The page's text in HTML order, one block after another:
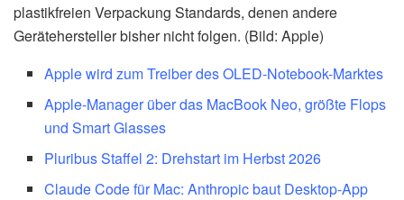
plastikfreien Verpackung Standards, denen andere
Gerätehersteller bisher nicht folgen. (Bild: Apple)
Apple wird zum Treiber des OLED-Notebook-Marktes
Apple-Manager über das MacBook Neo, größte Flops
und Smart Glasses
Pluribus Staffel 2: Drehstart im Herbst 2026
Claude Code für Mac: Anthropic baut Desktop-App